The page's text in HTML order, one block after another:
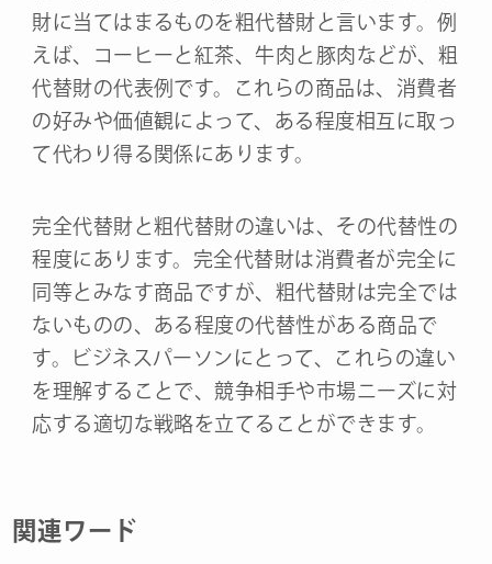
財に当てはまるものを粗代替財と言います。例
えば、コーヒーと紅茶、牛肉と豚肉などが、粗
代替財の代表例です。これらの商品は、消費者
の好みや価値観によって、ある程度相互に取っ
て代わり得る関係にあります。
完全代替財と粗代替財の違いは、その代替性の
程度にあります。完全代替財は消費者が完全に
同等とみなす商品ですが、粗代替財は完全では
ないものの、ある程度の代替性がある商品で
す。ビジネスパーソンにとって、これらの違い
を理解することで、競争相手や市場ニーズに対
応する適切な戦略を立てることができます。
関連ワード